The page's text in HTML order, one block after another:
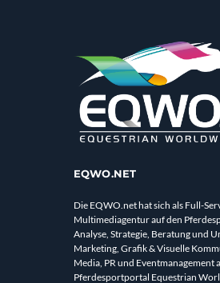
EQWO.NET
Die EQWO.net hat sich als Full-
Multimediagentur auf den
Analyse, Strategie, Beratung und
Marketing, Grafik & Visuelle
Media, PR und Eventmanagement
Pferdesportportal Equestrian